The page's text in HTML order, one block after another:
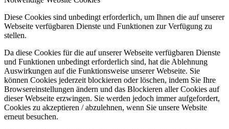
Diese Cookies sind unbedingt erforderlich, um Ihnen die auf unserer
Webseite verfügbaren Dienste und Funktionen zur Verfügung zu
stellen.
Da diese Cookies für die auf unserer Webseite verfügbaren Dienste
und Funktionen unbedingt erforderlich sind, hat die Ablehnung
Auswirkungen auf die Funktionsweise unserer Webseite. Sie
können Cookies jederzeit blockieren oder löschen, indem Sie Ihre
Browsereinstellungen ändern und das Blockieren aller Cookies auf
dieser Webseite erzwingen. Sie werden jedoch immer aufgefordert,
Cookies zu akzeptieren / abzulehnen, wenn Sie unsere Website
erneut besuchen.